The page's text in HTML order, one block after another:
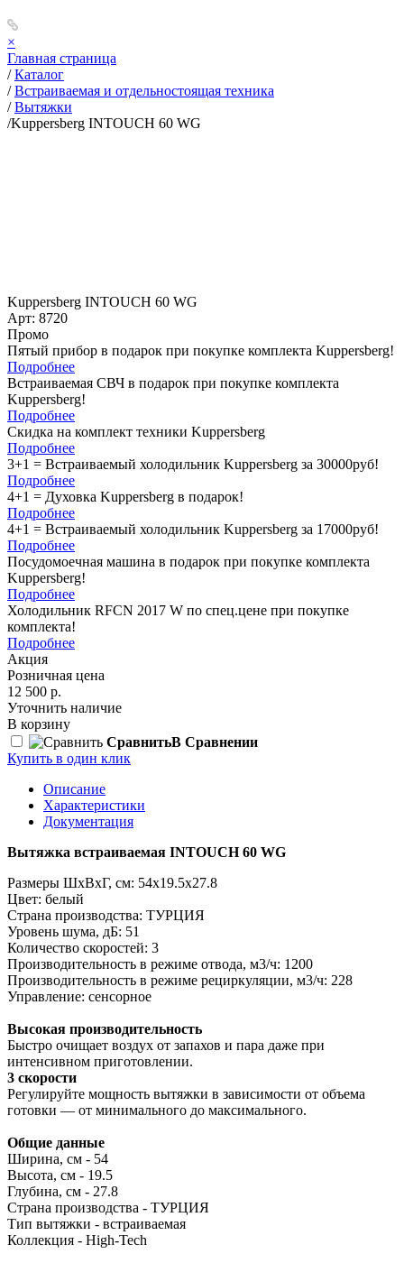
×
Главная страница
/ Каталог
/ Встраиваемая и отдельностоящая техника
/ Вытяжки
/Kuppersberg INTOUCH 60 WG
Kuppersberg INTOUCH 60 WG
Арт: 8720
Промо
Пятый прибор в подарок при покупке комплекта Kuppersberg!
Подробнее
Встраиваемая СВЧ в подарок при покупке комплекта
Kuppersberg!
Подробнее
Скидка на комплект техники Kuppersberg
Подробнее
3+1 = Встраиваемый холодильник Kuppersberg за 30000руб!
Подробнее
4+1 = Духовка Kuppersberg в подарок!
Подробнее
4+1 = Встраиваемый холодильник Kuppersberg за 17000руб!
Подробнее
Посудомоечная машина в подарок при покупке комплекта
Kuppersberg!
Подробнее
Холодильник RFCN 2017 W по спец.цене при покупке
комплекта!
Подробнее
Акция
Розничная цена
12 500 р.
Уточнить наличие
В корзину
СравнитьВ Сравнении
Купить в один клик
Описание
Характеристики
Документация
Вытяжка встраиваемая INTOUCH 60 WG
Размеры ШxВxГ, см: 54x19.5x27.8
Цвет: белый
Страна производства: ТУРЦИЯ
Уровень шума, дБ: 51
Количество скоростей: 3
Производительность в режиме отвода, м3/ч: 1200
Производительность в режиме рециркуляции, м3/ч: 228
Управление: сенсорное
Высокая производительность
Быстро очищает воздух от запахов и пара даже при
интенсивном приготовлении.
3 скорости
Регулируйте мощность вытяжки в зависимости от объема
готовки — от минимального до максимального.
Общие данные
Ширина, см - 54
Высота, см - 19.5
Глубина, см - 27.8
Страна производства - ТУРЦИЯ
Тип вытяжки - встраиваемая
Коллекция - High-Tech